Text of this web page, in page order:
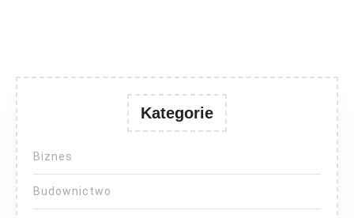
Kategorie
Biznes
Budownictwo